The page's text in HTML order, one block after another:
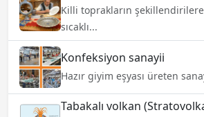
Killi toprakların
sıcaklı...
Konfeksiyon sanayii
Hazır giyim eşyası üreten
Tabakalı volkan